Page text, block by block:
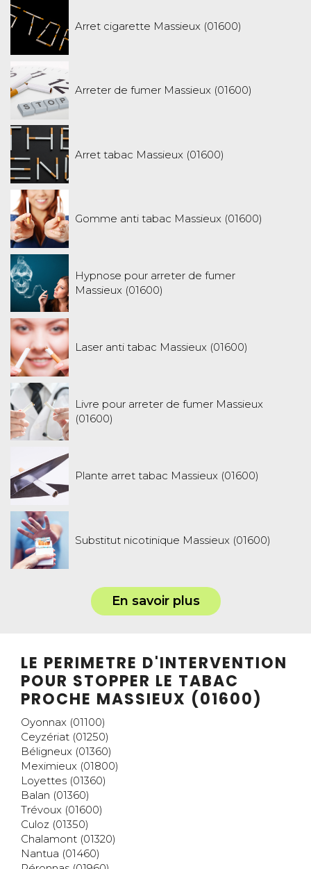
Arret cigarette Massieux (01600)
Arreter de fumer Massieux (01600)
Arret tabac Massieux (01600)
Gomme anti tabac Massieux (01600)
Hypnose pour arreter de fumer
Massieux (01600)
Laser anti tabac Massieux (01600)
Livre pour arreter de fumer Massieux
(01600)
Plante arret tabac Massieux (01600)
Substitut nicotinique Massieux (01600)
En savoir plus
LE PERIMETRE D'INTERVENTION
POUR STOPPER LE TABAC
PROCHE MASSIEUX (01600)
Oyonnax (01100)
Ceyzériat (01250)
Béligneux (01360)
Meximieux (01800)
Loyettes (01360)
Balan (01360)
Trévoux (01600)
Culoz (01350)
Chalamont (01320)
Nantua (01460)